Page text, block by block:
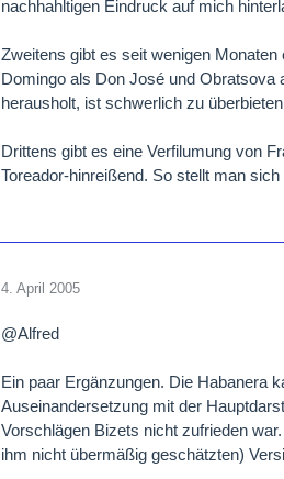
nachhahltigen Eindruck auf mich
Zweitens gibt es seit wenigen
Domingo als Don José und Obratsova
herausholt, ist schwerlich zu
Drittens gibt es eine Verfilumung von
Toreador-hinreißend. So stellt man
4. April 2005
@Alfred
Ein paar Ergänzungen. Die Habanera
Auseinandersetzung mit der
Vorschlägen Bizets nicht zufrieden
ihm nicht übermäßig geschätzten)